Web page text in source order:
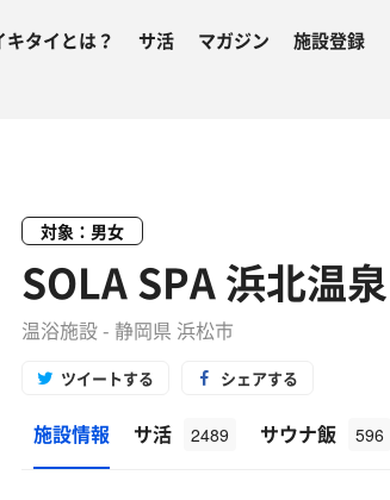
タイとは？ サ活 マガジン 施設登録
対象：男女
SOLA SPA 浜北温泉
温浴施設 - 静岡県 浜松市
ツイートする シェアする
施設情報 サ活 2489 サウナ飯 596